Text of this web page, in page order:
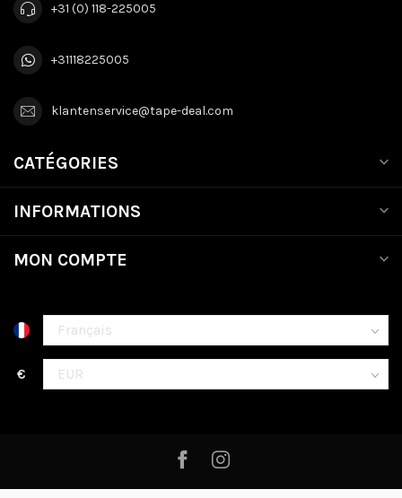
+31 (0) 118-225005
+31118225005
klantenservice@tape-deal.com
CATÉGORIES
INFORMATIONS
MON COMPTE
€